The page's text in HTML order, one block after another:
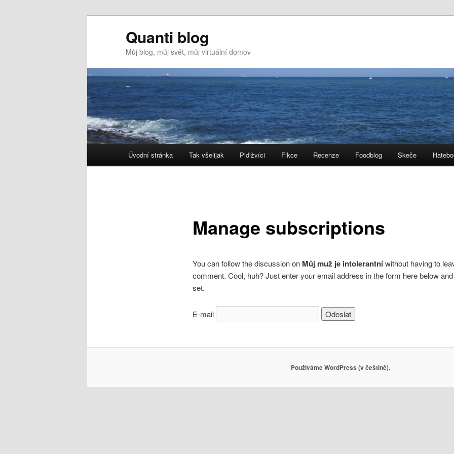
Quanti blog
Můj blog, můj svět, můj virtuální domov
Přejít
Úvodní stránka Tak všelijak Pidižvíci Fikce Recenze Foodblog Skeče
Manage subscriptions
You can follow the discussion on Můj muž je intolerantníwithout having to
comment. Cool, huh? Just enter your email address in the form here below and
set.
E-mail
Používáme WordPress (v češtině).